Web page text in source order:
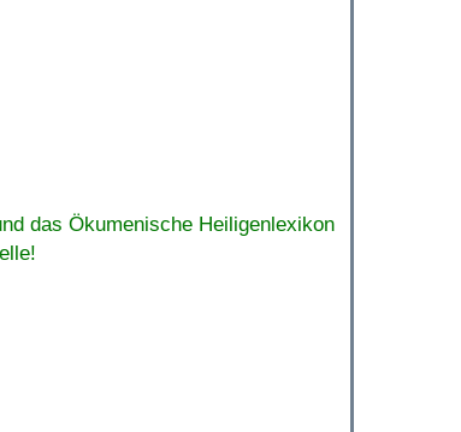
das Ökumenische Heiligenlexikon